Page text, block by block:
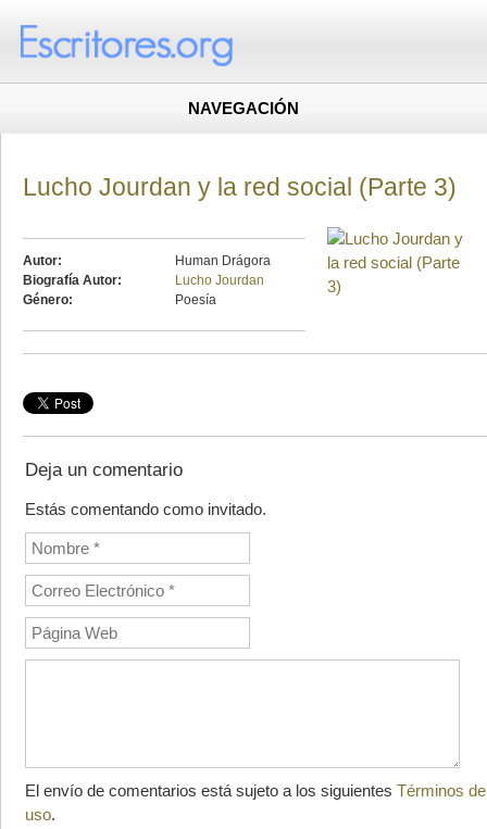
NAVEGACIÓN
Lucho Jourdan y la red social (Parte 3)
Autor:
Human Drágora
Biografía Autor:
Lucho Jourdan
Género:
Poesía
Deja un comentario
Estás comentando como invitado.
El envío de comentarios está sujeto a los siguientes Términos de
uso.